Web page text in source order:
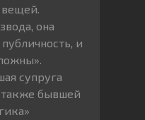
она
и
супруга
также бывшей